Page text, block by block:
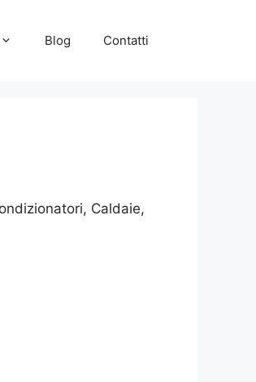
Blog Contatti
Caldaie,